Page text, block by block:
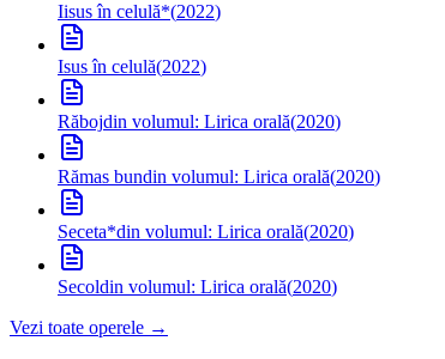
Iisus în celulă*(2022)
Isus în celulă(2022)
Răbojdin volumul: Lirica orală(2020)
Rămas bundin volumul: Lirica orală(2020)
Seceta*din volumul: Lirica orală(2020)
Secoldin volumul: Lirica orală(2020)
Vezi toate operele →